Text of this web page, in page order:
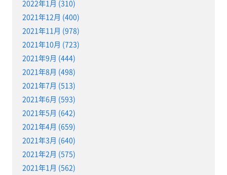
2022年1月 (310)
2021年12月 (400)
2021年11月 (978)
2021年10月 (723)
2021年9月 (444)
2021年8月 (498)
2021年7月 (513)
2021年6月 (593)
2021年5月 (642)
2021年4月 (659)
2021年3月 (640)
2021年2月 (575)
2021年1月 (562)